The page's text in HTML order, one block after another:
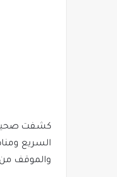
كشفت
السريع
والموقف